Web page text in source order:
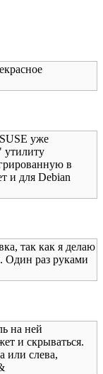
уже
утилиту
в
и для Debian
так как я делаю
Один раз руками
на ней
и скрываться.
или слева,